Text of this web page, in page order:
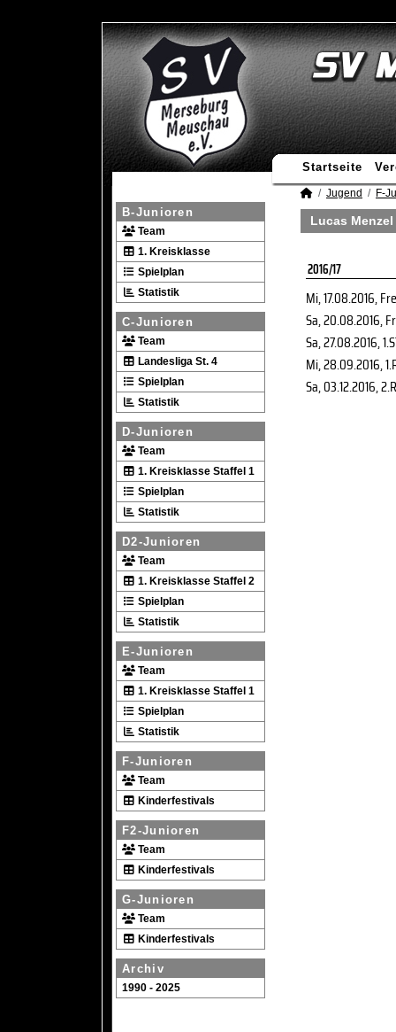
Startseite
B-Junioren
Team
1. Kreisklasse
Spielplan
Statistik
C-Junioren
Team
Landesliga St. 4
Spielplan
Statistik
D-Junioren
Team
1. Kreisklasse Staffel 1
Spielplan
Statistik
D2-Junioren
Team
1. Kreisklasse Staffel 2
Spielplan
Statistik
E-Junioren
Team
1. Kreisklasse Staffel 1
Spielplan
Statistik
F-Junioren
Team
Kinderfestivals
F2-Junioren
Team
Kinderfestivals
G-Junioren
Team
Kinderfestivals
Archiv
1990 - 2025
Jugend F-
Lucas
2016/17
Mi, 17.08.2016,
Sa, 20.08.2016,
Sa, 27.08.2016,
Mi, 28.09.2016,
Sa, 03.12.2016, 2.R